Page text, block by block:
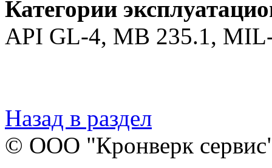
Категории
API GL-4, MB 235.1,
Назад в раздел
© ООО "Кронверк